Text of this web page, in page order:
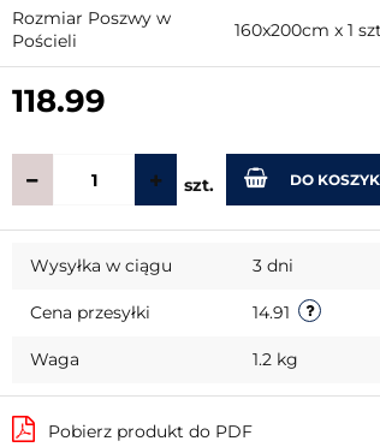
Rozmiar Poszwy w
Pościeli
160x200cm x 1 szt
118.99
szt. DO
Wysyłka w ciągu 3 dni
Cena przesyłki 14.91
Waga 1.2 kg
Pobierz produkt do PDF